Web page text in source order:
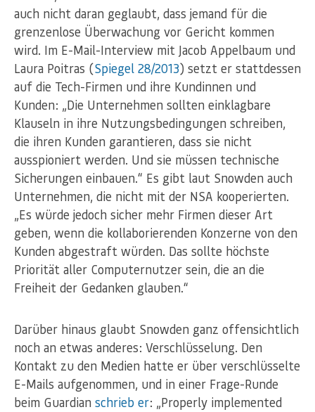
auch nicht daran geglaubt, dass jemand für die
grenzenlose Überwachung vor Gericht kommen
wird. Im E-Mail-Interview mit Jacob Appelbaum und
Laura Poitras (Spiegel 28/2013) setzt er stattdessen
auf die Tech-Firmen und ihre Kundinnen und
Kunden: „Die Unternehmen sollten einklagbare
Klauseln in ihre Nutzungsbedingungen schreiben,
die ihren Kunden garantieren, dass sie nicht
ausspioniert werden. Und sie müssen technische
Sicherungen einbauen.“ Es gibt laut Snowden auch
Unternehmen, die nicht mit der NSA kooperierten.
„Es würde jedoch sicher mehr Firmen dieser Art
geben, wenn die kollaborierenden Konzerne von den
Kunden abgestraft würden. Das sollte höchste
Priorität aller Computernutzer sein, die an die
Freiheit der Gedanken glauben.“
Darüber hinaus glaubt Snowden ganz offensichtlich
noch an etwas anderes: Verschlüsselung. Den
Kontakt zu den Medien hatte er über verschlüsselte
E-Mails aufgenommen, und in einer Frage-Runde
beim Guardian schrieb er: „Properly implemented